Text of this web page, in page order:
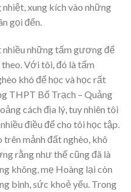
xung kích vào những
gọi đến.
những tấm gương để
theo. Với tôi, đó là tấm
khó để học và học rất
THPT Bố Trạch – Quảng
cách địa lý, tuy nhiên tôi
điều để cho tôi học tập.
trên mảnh đất nghèo, khô
rằng như thế cũng đã là
không, mẹ Hoàng lại còn
binh, sức khoẻ yếu. Trong